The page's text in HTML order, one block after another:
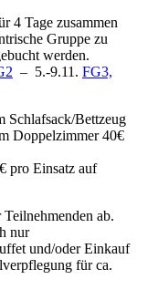
4 Tage zusammen
Gruppe zu
werden.
– 5.-9.11. FG3,
Schlafsack/Bettzeug
Doppelzimmer 40€
pro Einsatz auf
ab.
nur
und/oder Einkauf
für ca.